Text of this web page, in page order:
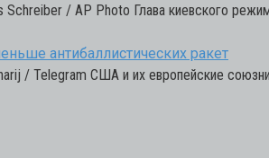
/ AP Photo Глава киевского
антибаллистических ракет
/ Telegram США и их европейские